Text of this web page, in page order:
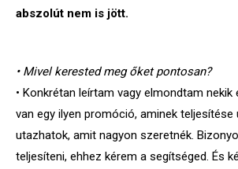
abszolút nem is jött.
• Mivel kerested meg őket pontosan?
• Konkrétan leírtam vagy elmondtam
van egy ilyen promóció, aminek teljesítése
utazhatok, amit nagyon szeretnék.
teljesíteni, ehhez kérem a segítséged. És